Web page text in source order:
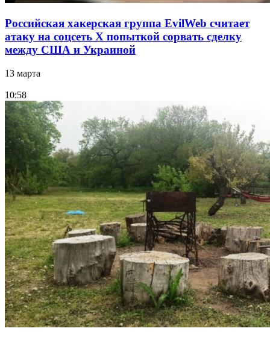
Российская хакерская группа EvilWeb считает
атаку на соцсеть Х попыткой сорвать сделку
между США и Украиной
13 марта
10:58